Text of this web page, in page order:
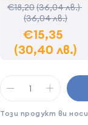
€18,20(36,04 лв.)
(36,04 лв.)
€15,35
(30,40 лв.)
Този продукт ви носи